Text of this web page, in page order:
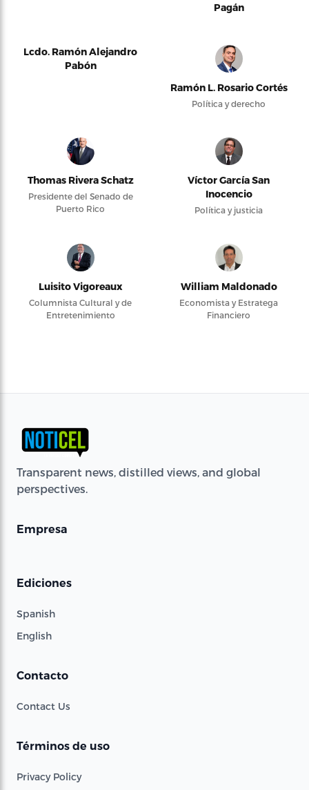
Pagán
Lcdo. Ramón Alejandro
Pabón
Ramón L. Rosario Cortés
Política y derecho
Thomas Rivera Schatz
Presidente del Senado de
Puerto Rico
Víctor García San
Inocencio
Política y justicia
Luisito Vigoreaux
Columnista Cultural y de
Entretenimiento
William Maldonado
Economista y Estratega
Financiero
Transparent news, distilled views, and global
perspectives.
Empresa
Ediciones
Spanish
English
Contacto
Contact Us
Términos de uso
Privacy Policy